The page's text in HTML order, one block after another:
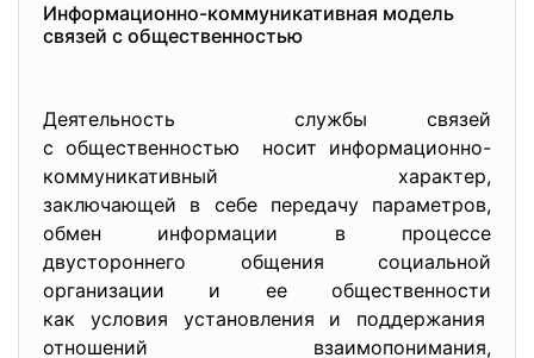
Информационно-коммуникативная модель
связей с общественностью
Деятельность службы связей
с общественностью носит информационно-
коммуникативный характер,
заключающей в себе передачу параметров,
обмен информации в процессе
двустороннего общения социальной
организации и ее общественности
как условия установления и поддержания
отношений взаимопонимания,